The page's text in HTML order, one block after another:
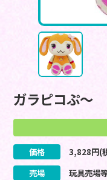
ガラピコぷ～
価格 3,828円(
売場
玩具売場